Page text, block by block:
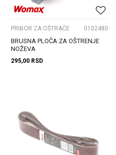
PRIBOR ZA OŠTRAČE 0102480
BRUSNA PLOČA ZA OŠTRENJE
NOŽEVA
295,00 RSD